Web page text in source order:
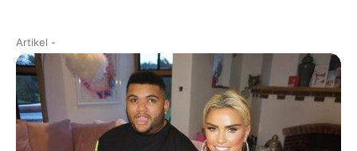
Artikel -